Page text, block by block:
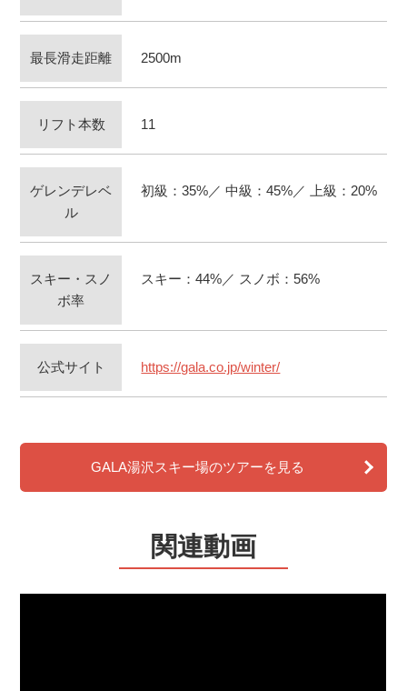
最長滑走距離 2500m
リフト本数 11
ゲレンデレベ
ル
初級：35%／ 中級：45%／ 上級：20%
スキー・スノ
ボ率
スキー：44%／ スノボ：56%
公式サイト https://gala.co.jp/winter/
GALA湯沢スキー場のツアーを見る
関連動画